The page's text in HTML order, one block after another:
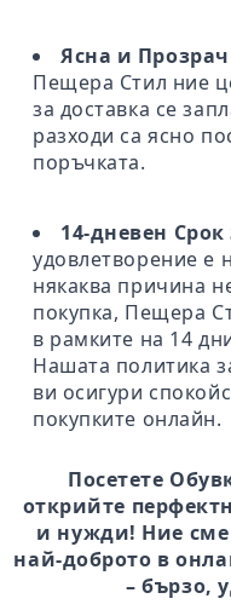
Ясна и
Пещера Стил ние
за доставка се
разходи са ясно
поръчката.
14-дневен
удовлетворение е
някаква причина
покупка, Пещера
в рамките на 14
Нашата политика
ви осигури
покупките онлайн.
Посетете
открийте
и нужди! Ние
най-доброто в
– бързо,